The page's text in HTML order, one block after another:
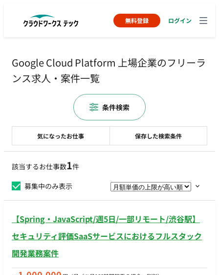
無料登録 ログイン
Google Cloud Platform 上場企業のフリーラ
ンス求人・案件一覧
該当するお仕事数1件
募集中のみ表示
【Spring・JavaScript/週5日/一部リモート/渋谷駅】
セキュリティ評価SaaSサービスにおけるフルスタック
開発業務案件
気になったお仕事 保存した検索条件
条件検索